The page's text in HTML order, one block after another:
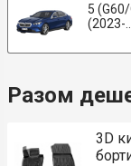
5
(2023-
Разом
3D